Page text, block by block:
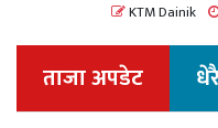
KTM Dainik
ताजा अपडेट